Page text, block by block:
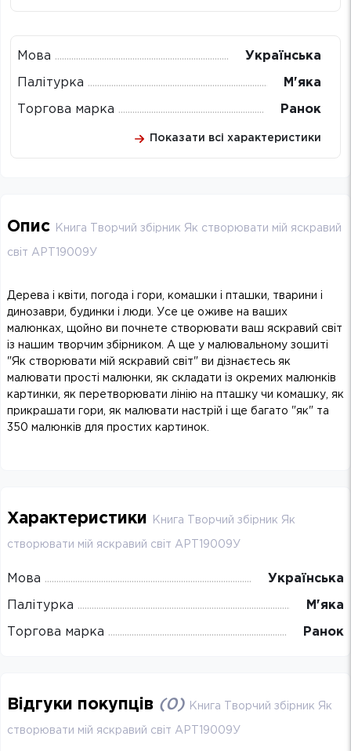
Мова Українська
Палітурка М'яка
Торгова марка Ранок
Показати всі характеристики
Опис Книга Творчий збірник Як створювати мій яскравий
світ АРТ19009У
Дерева і квіти, погода і гори, комашки і пташки, тварини і
динозаври, будинки і люди. Усе це оживе на ваших
малюнках, щойно ви почнете створювати ваш яскравий світ
із нашим творчим збірником. А ще у малювальному зошиті
"Як створювати мій яскравий світ" ви дізнаєтесь як
малювати прості малюнки, як складати із окремих малюнків
картинки, як перетворювати лінію на пташку чи комашку, як
прикрашати гори, як малювати настрій і ще багато "як" та
350 малюнків для простих картинок.
Характеристики Книга Творчий збірник Як
створювати мій яскравий світ АРТ19009У
Мова Українська
Палітурка М'яка
Торгова марка Ранок
Відгуки покупців (0) Книга Творчий збірник Як
створювати мій яскравий світ АРТ19009У